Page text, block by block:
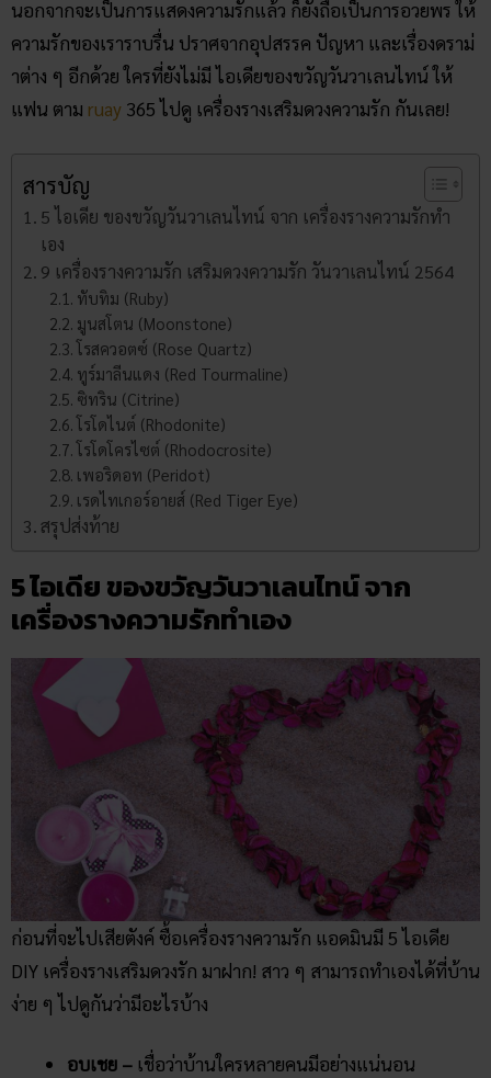
นอกจากจะเป็นการแสดงความรักแล้ว ก็ยังถือเป็นการอวยพร ให้
ความรักของเราราบรื่น ปราศจากอุปสรรค ปัญหา และเรื่องดราม่
าต่าง ๆ อีกด้วย ใครที่ยังไม่มี ไอเดียของขวัญวันวาเลนไทน์ ให้
แฟน ตาม ruay 365 ไปดู เครื่องรางเสริมดวงความรัก กันเลย!
สารบัญ
5 ไอเดีย ของขวัญวันวาเลนไทน์ จาก เครื่องรางความรักทํา
เอง
9 เครื่องรางความรัก เสริมดวงความรัก วันวาเลนไทน์ 2564
ทับทิม (Ruby)
มูนสโตน (Moonstone)
โรสควอตซ์ (Rose Quartz)
ทูร์มาลีนแดง (Red Tourmaline)
ซิทริน (Citrine)
โรโดไนต์ (Rhodonite)
โรโดโครไซต์ (Rhodocrosite)
เพอริดอท (Peridot)
เรดไทเกอร์อายส์ (Red Tiger Eye)
สรุปส่งท้าย
5 ไอเดีย ของขวัญวันวาเลนไทน์ จาก
เครื่องรางความรักทําเอง
ก่อนที่จะไปเสียตังค์ ซื้อเครื่องรางความรัก แอดมินมี 5 ไอเดีย
DIY เครื่องรางเสริมดวงรัก มาฝาก! สาว ๆ สามารถทำเองได้ที่บ้าน
ง่าย ๆ ไปดูกันว่ามีอะไรบ้าง
อบเชย – เชื่อว่าบ้านใครหลายคนมีอย่างแน่นอน